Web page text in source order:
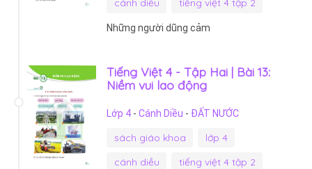
cánh diều
tiếng việt 4 tập 2
Những người dũng cảm
Tiếng Việt 4 - Tập Hai | Bài 13:
Niềm vui lao động
Lớp 4 - Cánh Diều - ĐẤT NƯỚC
sách giáo khoa
lớp 4
cánh diều
tiếng việt 4 tập 2